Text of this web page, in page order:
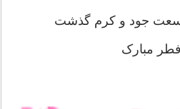
جود و كرم گذشت
مبارک